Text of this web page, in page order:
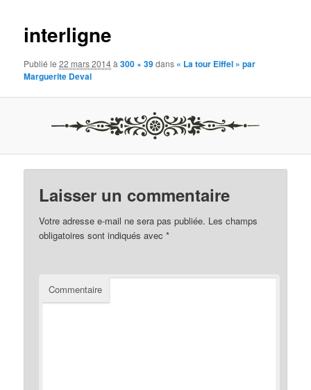
interligne
Publié le22 mars 2014à300 × 39dans « La tour Eiffel » par
Marguerite Deval
Laisser un commentaire
Votre adresse e-mail ne sera pas publiée. Les champs
obligatoires sont indiqués avec*
Commentaire